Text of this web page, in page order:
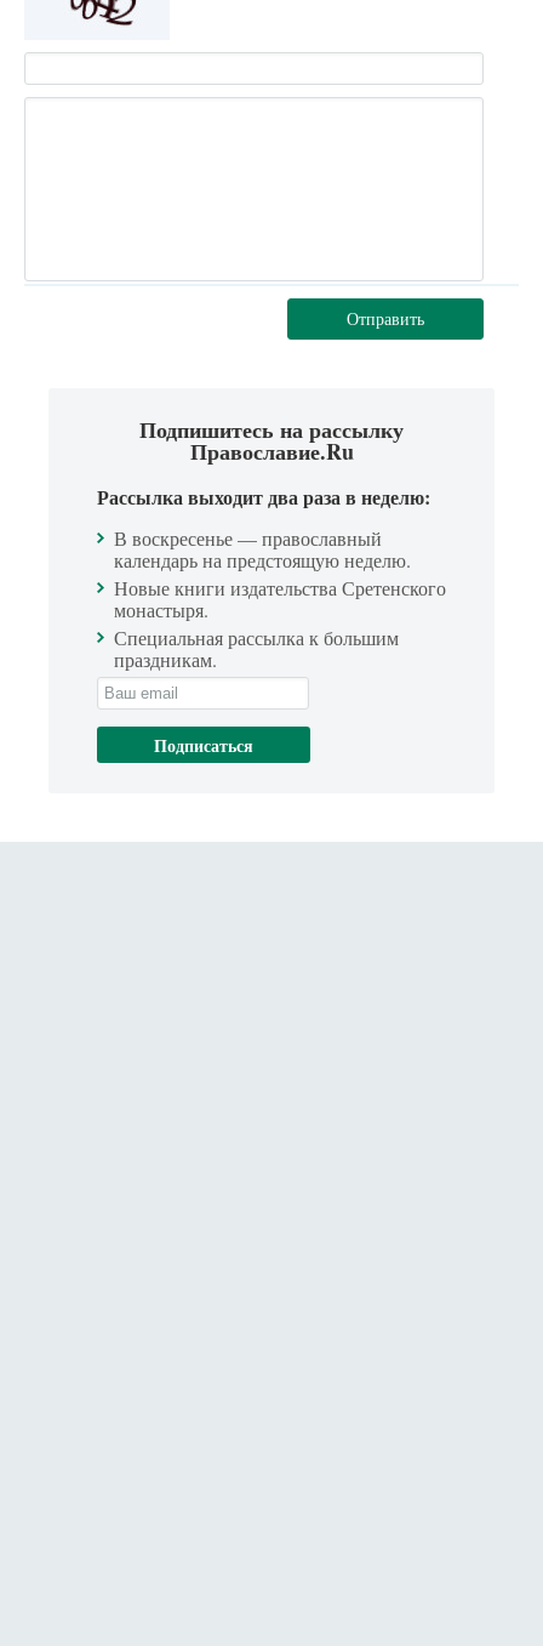
Отправить
Подпишитесь на рассылку
Православие.Ru
Рассылка выходит два раза в неделю:
В воскресенье — православный
календарь на предстоящую неделю.
Новые книги издательства Сретенского
монастыря.
Специальная рассылка к большим
праздникам.